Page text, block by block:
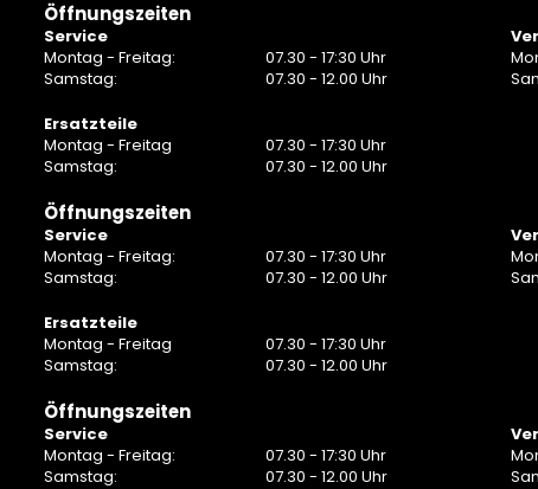
Öffnungszeiten
Service
Montag - Freitag:
07.30 - 17:30 Uhr
Samstag:
07.30 - 12.00 Uhr
Ersatzteile
Montag - Freitag
07.30 - 17:30 Uhr
Samstag:
07.30 - 12.00 Uhr
Öffnungszeiten
Service
Montag - Freitag:
07.30 - 17:30 Uhr
Samstag:
07.30 - 12.00 Uhr
Ersatzteile
Montag - Freitag
07.30 - 17:30 Uhr
Samstag:
07.30 - 12.00 Uhr
Öffnungszeiten
Service
Montag - Freitag:
07.30 - 17:30 Uhr
Samstag:
07.30 - 12.00 Uhr